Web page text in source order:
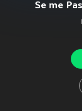
Se me